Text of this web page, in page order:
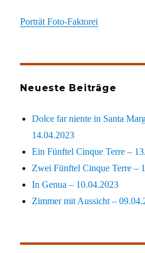
Porträt Foto-Faktorei
Neueste Beiträge
Dolce far niente in Santa
14.04.2023
Ein Fünftel Cinque Terre –
Zwei Fünftel Cinque Terre –
In Genua – 10.04.2023
Zimmer mit Aussicht –